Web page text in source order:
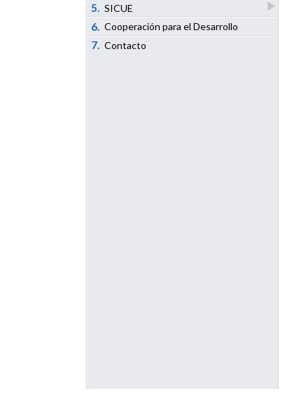
5. SICUE
6. Cooperación para el Desarrollo
7. Contacto